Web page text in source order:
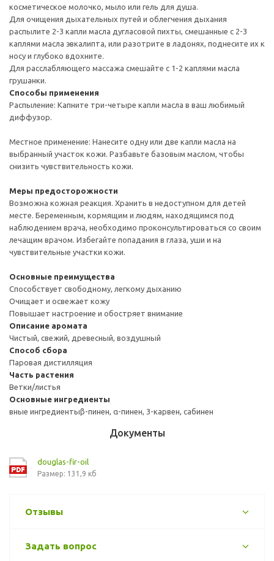
косметическое молочко, мыло или гель для душа.
Для очищения дыхательных путей и облегчения дыхания
распылите 2-3 капли масла дугласовой пихты, смешанные с 2-3
каплями масла эвкалипта, или разотрите в ладонях, поднесите их к
носу и глубоко вдохните.
Для расслабляющего массажа смешайте с 1-2 каплями масла
грушанки.
Способы применения
Распыление: Капните три-четыре капли масла в ваш любимый
диффузор.
Местное применение: Нанесите одну или две капли масла на
выбранный участок кожи. Разбавьте базовым маслом, чтобы
снизить чувствительность кожи.
Меры предосторожности
Возможна кожная реакция. Хранить в недоступном для детей
месте. Беременным, кормящим и людям, находящимся под
наблюдением врача, необходимо проконсультироваться со своим
лечащим врачом. Избегайте попадания в глаза, уши и на
чувствительные участки кожи.
Основные преимущества
Способствует свободному, легкому дыханию
Очищает и освежает кожу
Повышает настроение и обостряет внимание
Описание аромата
Чистый, свежий, древесный, воздушный
Способ сбора
Паровая дистилляция
Часть растения
Ветки/листья
Основные ингредиенты
вные ингредиентыβ-пинен, α-пинен, 3-карвен, сабинен
Документы
douglas-fir-oil
Размер: 131,9 кб
Отзывы
Задать вопрос